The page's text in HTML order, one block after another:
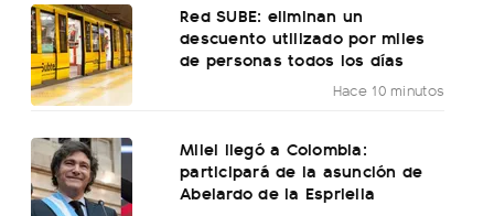
Red SUBE: eliminan un
descuento utilizado por miles
de personas todos los días
Hace 10 minutos
Milei llegó a Colombia:
participará de la asunción de
Abelardo de la Espriella